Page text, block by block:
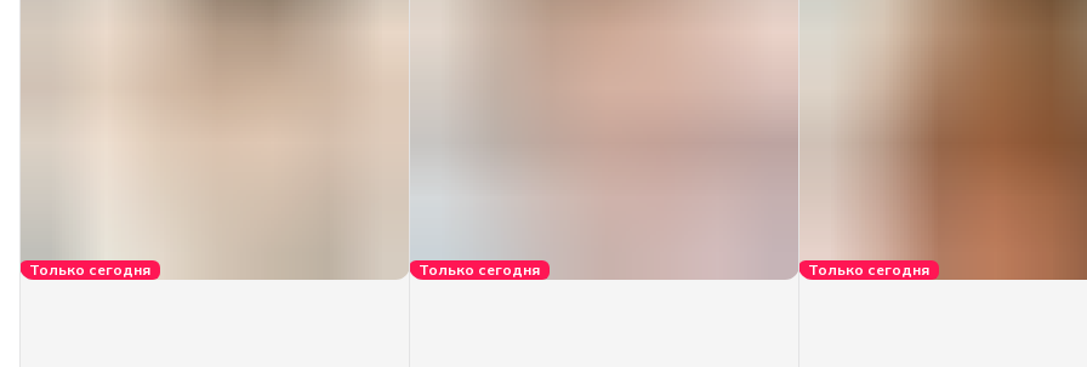
Только сегодня Только сегодня Только сегодня